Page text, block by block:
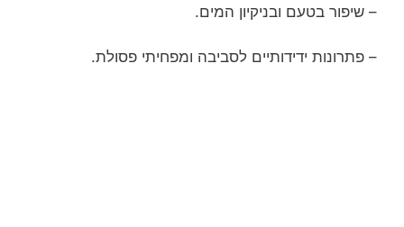
– שיפור בטעם ובניקיון המים.
– פתרונות ידידותיים לסביבה ומפחיתי פסולת.